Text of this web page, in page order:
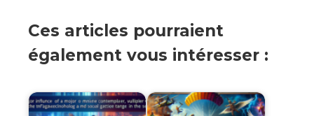
Ces articles pourraient
également vous intéresser :